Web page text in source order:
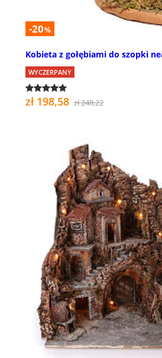
-20%
Kobieta z gołębiami do szopki
WYCZERPANY
zł 198,58 zł 248,22